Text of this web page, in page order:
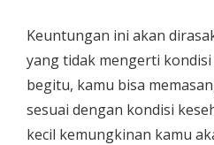
Keuntungan ini akan
yang tidak mengerti
begitu, kamu bisa
sesuai dengan kondisi
kecil kemungkinan kamu